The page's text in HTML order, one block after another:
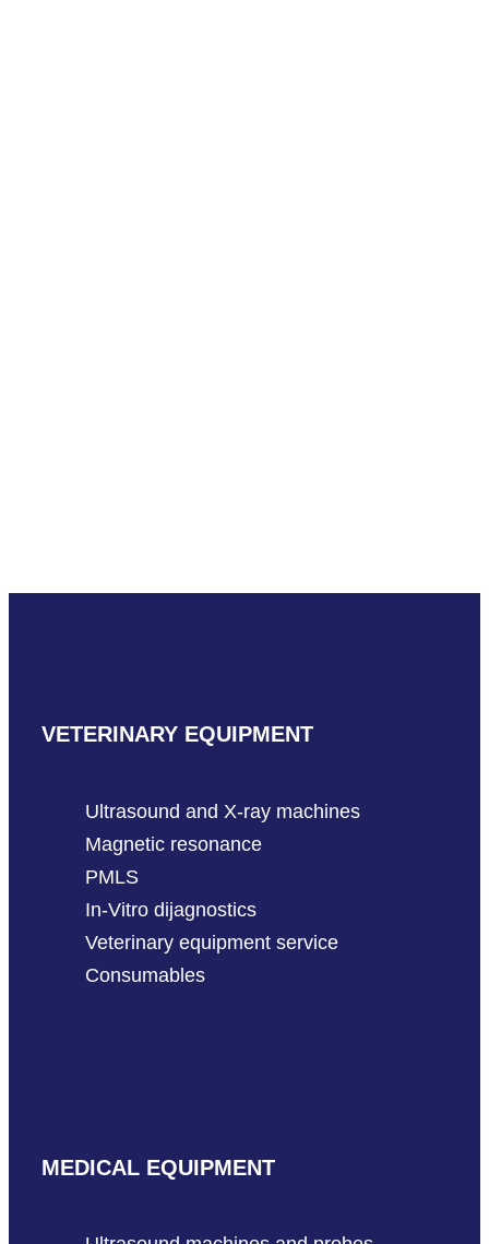
VETERINARY EQUIPMENT
Ultrasound and X-ray machines
Magnetic resonance
PMLS
In-Vitro dijagnostics
Veterinary equipment service
Consumables
MEDICAL EQUIPMENT